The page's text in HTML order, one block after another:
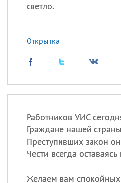
светло.
Открытка
Работников УИС
Граждане нашей
Преступивших закон
Чести всегда
Желаем вам